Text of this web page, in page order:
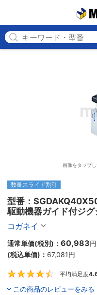
画像をタップ
数量スライド割引
型番：
駆動機器ガイド付ジ
入り】
コガネイ
通常単価(税別)： 60,983円
(税込単価)： 67,081円
平均満足度
この商品のレビューをみる